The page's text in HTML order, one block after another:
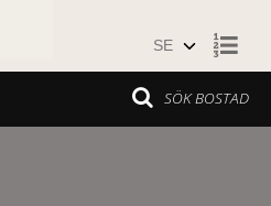
SÖK BOSTAD